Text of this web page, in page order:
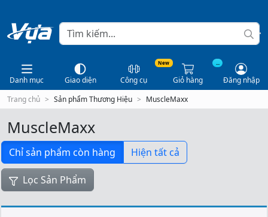
Danh mục Giao diện
New
Công cụ
...
Giỏ hàng
Đăng nhập
Trang chủ
Sản phẩm Thương Hiệu MuscleMaxx
MuscleMaxx
Chỉ sản phẩm còn hàng Hiện tất cả
Lọc Sản Phẩm